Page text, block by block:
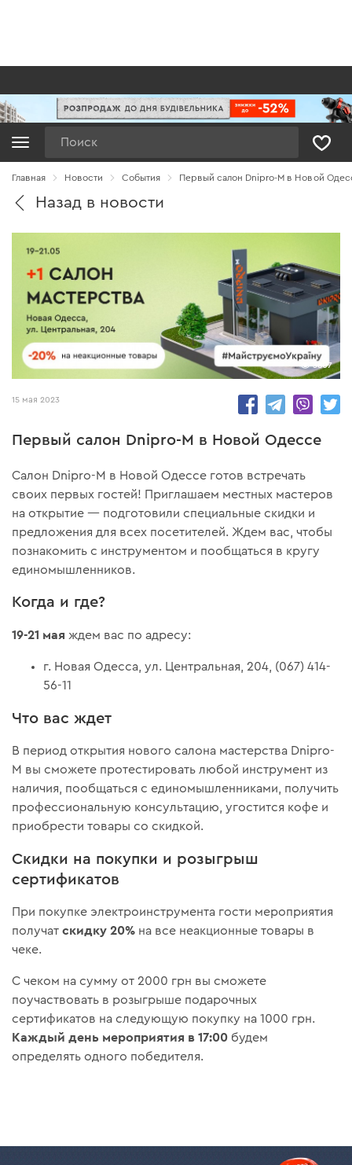
Главная Новости Cобытия Первый салон Dnipro-M в Новой
Назад в новости
3807
15 мая 2023
Первый салон Dnipro-M в Новой Одессе
Салон Dnipro-M в Новой Одессе готов встречать
своих первых гостей! Приглашаем местных мастеров
на открытие — подготовили специальные скидки и
предложения для всех посетителей. Ждем вас, чтобы
познакомить с инструментом и пообщаться в кругу
единомышленников.
Когда и где?
19-21 мая ждем вас по адресу:
г. Новая Одесса, ул. Центральная, 204, (067) 414-
56-11
Что вас ждет
В период открытия нового салона мастерства Dnipro-
M вы сможете протестировать любой инструмент из
наличия, пообщаться с единомышленниками, получить
профессиональную консультацию, угостится кофе и
приобрести товары со скидкой.
Скидки на покупки и розыгрыш
сертификатов
При покупке электроинструмента гости мероприятия
получат скидку 20% на все неакционные товары в
чеке.
С чеком на сумму от 2000 грн вы сможете
поучаствовать в розыгрыше подарочных
сертификатов на следующую покупку на 1000 грн.
Каждый день мероприятия в 17:00 будем
определять одного победителя.